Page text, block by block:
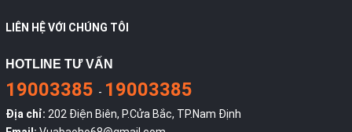
LIÊN HỆ VỚI CHÚNG TÔI
HOTLINE TƯ VẤN
19003385 - 19003385
Địa chỉ: 202 Điện Biên, P.Cửa Bắc, TP.Nam Định